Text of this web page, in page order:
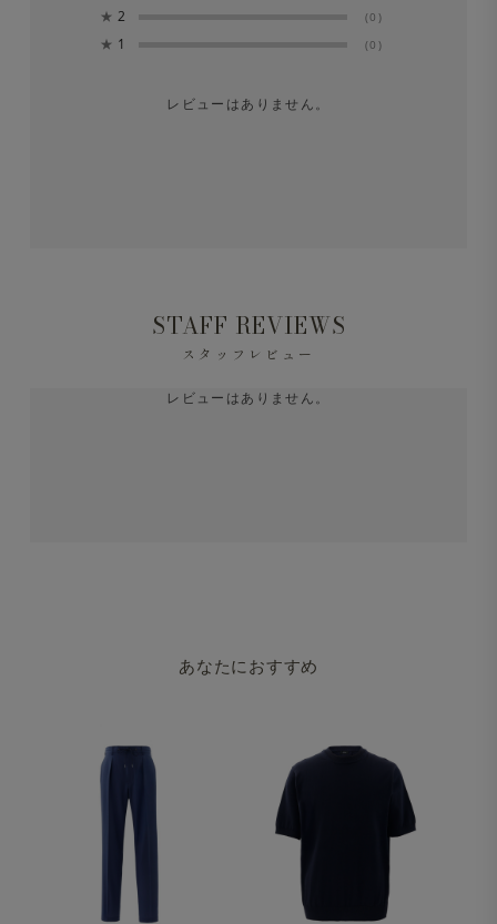
★ 2 (0)
★ 1 (0)
レビューはありません。
STAFF REVIEWS
スタッフレビュー
レビューはありません。
あなたにおすすめ